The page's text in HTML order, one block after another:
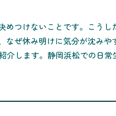
めつけないことです。こう
なぜ休み明けに気分が沈み
介します。静岡浜松での日